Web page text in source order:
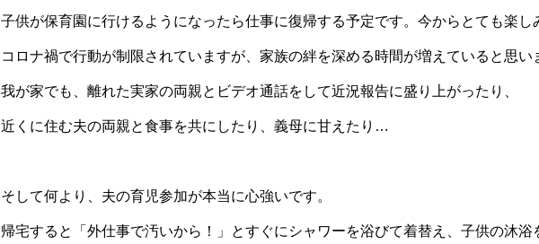
子供が保育園に行けるようになったら仕事に復帰する予定です。今からとても楽し
コロナ禍で行動が制限されていますが、家族の絆を深める時間が増えていると思い
我が家でも、離れた実家の両親とビデオ通話をして近況報告に盛り上がったり、
近くに住む夫の両親と食事を共にしたり、義母に甘えたり…
そして何より、夫の育児参加が本当に心強いです。
帰宅すると「外仕事で汚いから！」とすぐにシャワーを浴びて着替え、子供の沐